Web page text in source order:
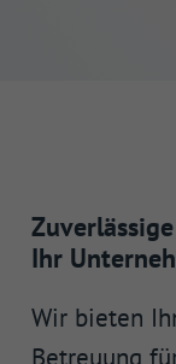
Ihr
Wir bieten
Betreuung